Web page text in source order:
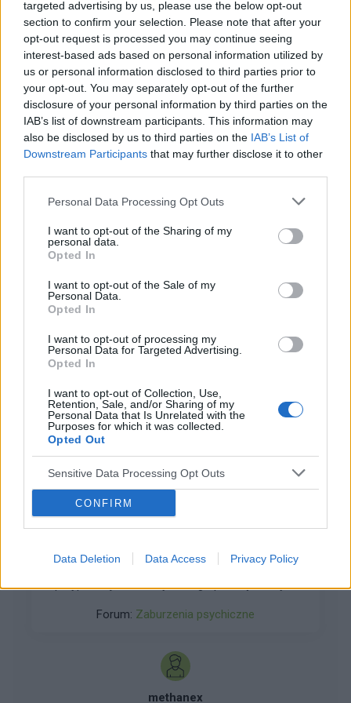
targeted advertising by us, please use the below opt-out
section to confirm your selection. Please note that after your
opt-out request is processed you may continue seeing
interest-based ads based on personal information utilized by
us or personal information disclosed to third parties prior to
your opt-out. You may separately opt-out of the further
disclosure of your personal information by third parties on the
IAB’s list of downstream participants. This information may
also be disclosed by us to third parties on the IAB’s List of
Downstream Participants that may further disclose it to other
Personal Data Processing Opt Outs
I want to opt-out of the Sharing of my
personal data.
Opted In
I want to opt-out of the Sale of my
Personal Data.
Opted In
I want to opt-out of processing my
Personal Data for Targeted Advertising.
Opted In
I want to opt-out of Collection, Use,
Retention, Sale, and/or Sharing of my
Personal Data that Is Unrelated with the
Purposes for which it was collected.
Opted Out
Sensitive Data Processing Opt Outs
CONFIRM
Data Deletion Data Access Privacy Policy
skończy:(
0
Wolnosc
Forumowicz
25-12-2015, 21:30:21
zaloguj się, aby dodać odpowiedź
ZOBACZ INNE DYSKUSJE
ehtnisba
częśc 1. dziwny przypadek wyimaginowanej
Witam. Chciałabym prosić Was o pomoc, mój
przypadek jest dziwny, dlatego proszę o rady w
około 2016/2017 roku w drodze na zajęcia
i czapce bo akurat była to zima.
Przechodziłyśmy obok niego, gdy nagle
Forum: Zaburzenia psychiczne
methanex